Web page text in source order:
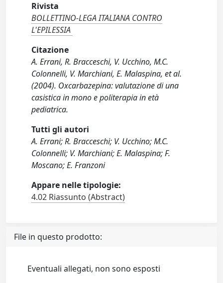
Rivista
BOLLETTINO-LEGA ITALIANA CONTRO
L'EPILESSIA
Citazione
A. Errani, R. Bracceschi, V. Ucchino, M.C.
Colonnelli, V. Marchiani, E. Malaspina, et al.
(2004). Oxcarbazepina: valutazione di una
casistica in mono e politerapia in età
pediatrica.
Tutti gli autori
A. Errani; R. Bracceschi; V. Ucchino; M.C.
Colonnelli; V. Marchiani; E. Malaspina; F.
Moscano; E. Franzoni
Appare nelle tipologie:
4.02 Riassunto (Abstract)
File in questo prodotto:
Eventuali allegati, non sono esposti